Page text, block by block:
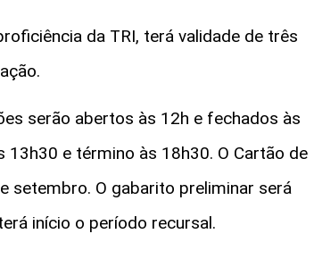
da TRI, terá validade de três
serão abertos às 12h e fechados às
13h30 e término às 18h30. O Cartão de
setembro. O gabarito preliminar será
início o período recursal.